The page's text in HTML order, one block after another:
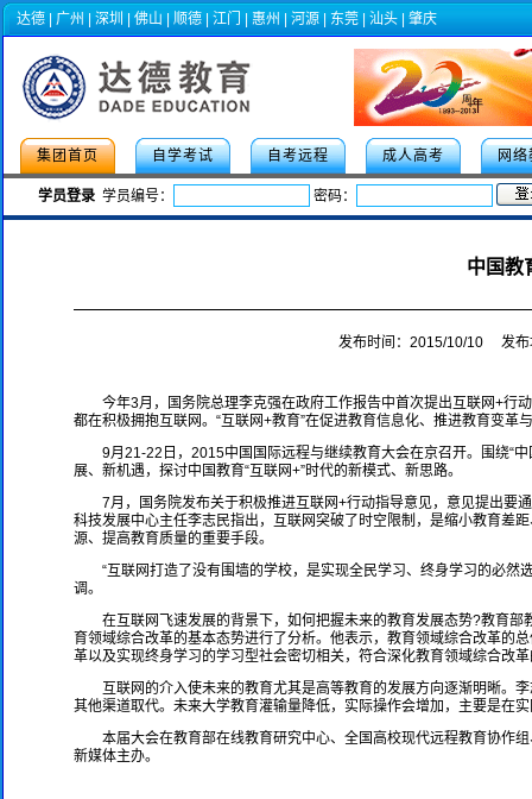
达德 广州 深圳 佛山 顺德 江门 惠州 河源 东莞 汕头 肇庆
集团首页 自学考试 自考远程 成人高考 网络
学员登录学员编号： 密码： 2022年成人高考专项助
中国教
发布时间：2015/10/10 发
今年3月，国务院总理李克强在政府工作报告中首次提出互联网+行
都在积极拥抱互联网。“互联网+教育”在促进教育信息化、推进教育变革
9月21-22日，2015中国国际远程与继续教育大会在京召开。围绕“
展、新机遇，探讨中国教育“互联网+”时代的新模式、新思路。
7月，国务院发布关于积极推进互联网+行动指导意见，意见提出要
科技发展中心主任李志民指出，互联网突破了时空限制，是缩小教育差
源、提高教育质量的重要手段。
“互联网打造了没有围墙的学校，是实现全民学习、终身学习的必
调。
在互联网飞速发展的背景下，如何把握未来的教育发展态势?教育
育领域综合改革的基本态势进行了分析。他表示，教育领域综合改革的
革以及实现终身学习的学习型社会密切相关，符合深化教育领域综合改
互联网的介入使未来的教育尤其是高等教育的发展方向逐渐明晰。
其他渠道取代。未来大学教育灌输量降低，实际操作会增加，主要是在
本届大会在教育部在线教育研究中心、全国高校现代远程教育协作
新媒体主办。